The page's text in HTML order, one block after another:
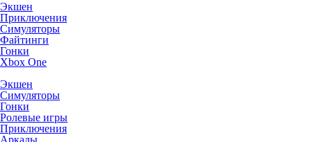
Экшен
Приключения
Симуляторы
Файтинги
Гонки
Xbox One
Экшен
Симуляторы
Гонки
Ролевые игры
Приключения
Аркады